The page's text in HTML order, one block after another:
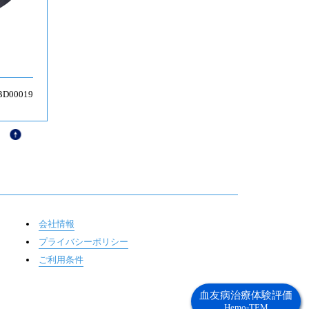
会社情報
プライバシーポリシー
ご利用条件
血友病治療体験評価